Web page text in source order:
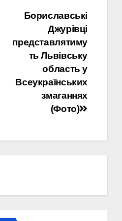
Бориславські
Джурівці
представлятиму
ть Львівську
область у
Всеукраїнських
змаганнях
(Фото)